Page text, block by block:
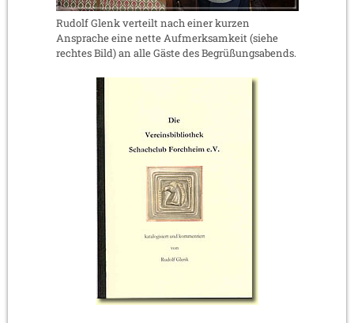
Rudolf Glenk verteilt nach einer kurzen
Ansprache eine nette Aufmerksamkeit (siehe
rechtes Bild) an alle Gäste des Begrüßungsabends.